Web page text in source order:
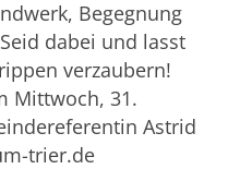
Begegnung
dabei und lasst
verzaubern!
Mittwoch, 31.
Astrid
trier.de